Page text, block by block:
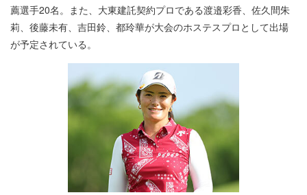
薦選手20名。また、大東建託契約プロである渡邉彩香、佐久間朱
莉、後藤未有、吉田鈴、都玲華が大会のホステスプロとして出場
が予定されている。